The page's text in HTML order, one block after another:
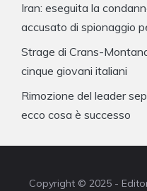
Iran: eseguita la
accusato di spionaggio
Strage di Crans-
cinque giovani italiani
Rimozione del leader
ecco cosa è successo
Copyright © 2025 -